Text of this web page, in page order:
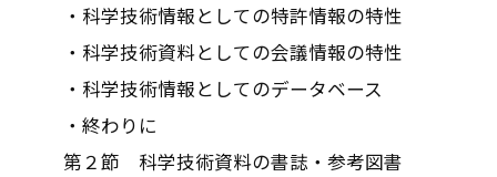
・科学技術情報としての特許情報の特性
・科学技術資料としての会議情報の特性
・科学技術情報としてのデータベース
・終わりに
第２節 科学技術資料の書誌・参考図書